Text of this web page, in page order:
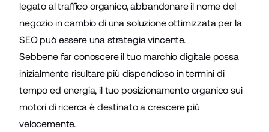
legato al traffico organico, abbandonare il nome del
negozio in cambio di una soluzione ottimizzata per la
SEO può essere una strategia vincente.
Sebbene far conoscere il tuo marchio digitale possa
inizialmente risultare più dispendioso in termini di
tempo ed energia, il tuo posizionamento organico sui
motori di ricerca è destinato a crescere più
velocemente.